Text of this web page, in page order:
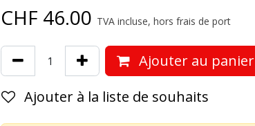
CHF 46.00 TVA incluse, hors frais de port
Ajouter au panier
Ajouter à la liste de souhaits